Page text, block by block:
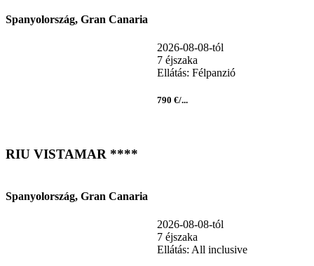
Spanyolország, Gran Canaria
2026-08-08-tól
7 éjszaka
Ellátás: Félpanzió
790 €/...
RIU VISTAMAR ****
Spanyolország, Gran Canaria
2026-08-08-tól
7 éjszaka
Ellátás: All inclusive